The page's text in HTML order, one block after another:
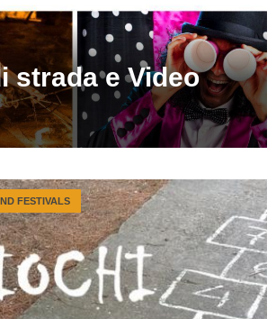
strada e Video
FESTIVALS